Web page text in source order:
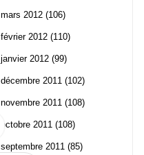
mars 2012 (106)
février 2012 (110)
janvier 2012 (99)
décembre 2011 (102)
novembre 2011 (108)
octobre 2011 (108)
septembre 2011 (85)